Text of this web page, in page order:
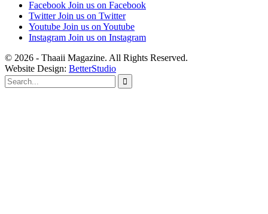
Facebook Join us on Facebook
Twitter Join us on Twitter
Youtube Join us on Youtube
Instagram Join us on Instagram
© 2026 - Thaaii Magazine. All Rights Reserved.
Website Design: BetterStudio